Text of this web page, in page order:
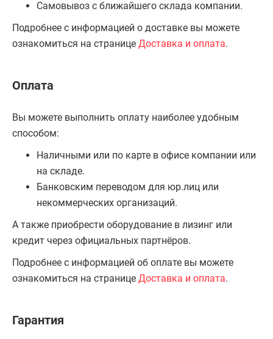
Самовывоз с ближайшего склада компании.
Подробнее с информацией о доставке вы можете
ознакомиться на странице Доставка и оплата.
Оплата
Вы можете выполнить оплату наиболее удобным
способом:
Наличными или по карте в офисе компании или
на складе.
Банковским переводом для юр.лиц или
некоммерческих организаций.
А также приобрести оборудование в лизинг или
кредит через официальных партнёров.
Подробнее с информацией об оплате вы можете
ознакомиться на странице Доставка и оплата.
Гарантия